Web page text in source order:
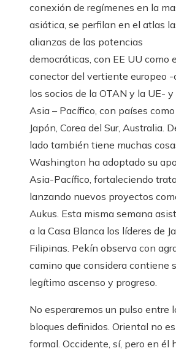
conexión de regímenes en la
asiática, se perfilan en el atlas
alianzas de las potencias
democráticas, con EE UU como
conector del vertiente europeo -
los socios de la OTAN y la UE- y
Asia – Pacífico, con países como
Japón, Corea del Sur, Australia.
lado también tiene muchas
Washington ha adoptado su
Asia-Pacífico, fortaleciendo
lanzando nuevos proyectos
Aukus. Esta misma semana
a la Casa Blanca los líderes de
Filipinas. Pekín observa con
camino que considera contiene
legítimo ascenso y progreso.
No esperaremos un pulso entre
bloques definidos. Oriental no es
formal. Occidente, sí, pero en él